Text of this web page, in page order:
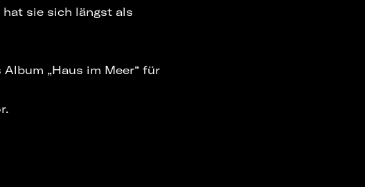
sie sich längst als
„Haus im Meer“ für